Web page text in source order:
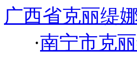
广西省克丽缇
·南宁市克